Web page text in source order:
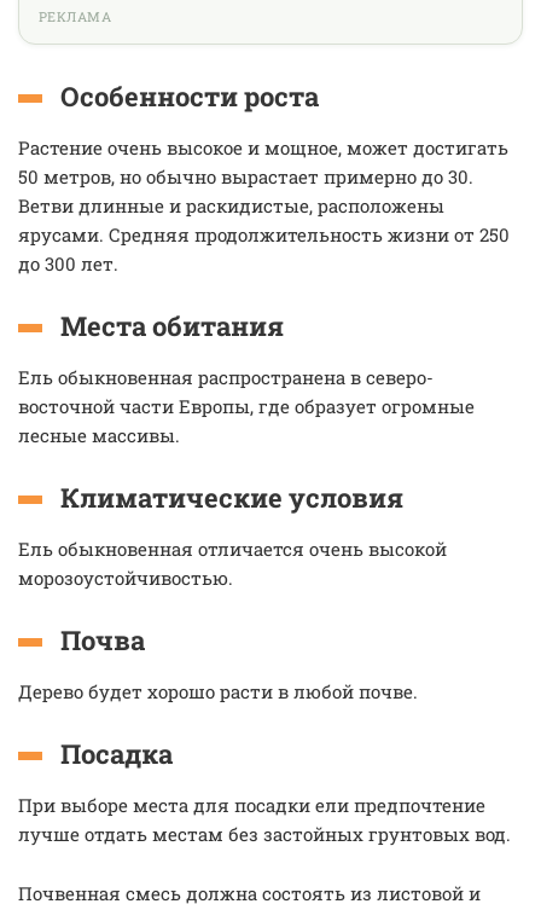
РЕКЛАМА
Особенности роста
Растение очень высокое и мощное, может достигать
50 метров, но обычно вырастает примерно до 30.
Ветви длинные и раскидистые, расположены
ярусами. Средняя продолжительность жизни от 250
до 300 лет.
Места обитания
Ель обыкновенная распространена в северо-
восточной части Европы, где образует огромные
лесные массивы.
Климатические условия
Ель обыкновенная отличается очень высокой
морозоустойчивостью.
Почва
Дерево будет хорошо расти в любой почве.
Посадка
При выборе места для посадки ели предпочтение
лучше отдать местам без застойных грунтовых вод.
Почвенная смесь должна состоять из листовой и